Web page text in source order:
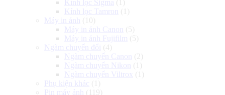
Kính lọc Sigma (1)
Kính lọc Tamron
(1)
Máy in ảnh
(10)
Máy in ảnh Canon
(5)
Máy in ảnh Fujifilm (5)
Ngàm chuyển đổi (4)
Ngàm chuyển Canon
(2)
Ngàm chuyển Nikon
(1)
Ngàm chuyển Viltrox (1)
Phụ kiện khác (1)
Pin máy ảnh
(119)